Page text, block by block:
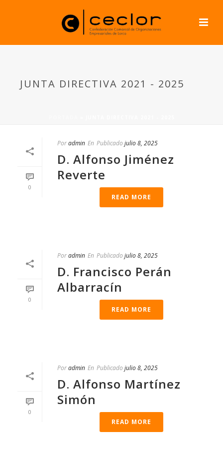
JUNTA DIRECTIVA 2021 - 2025
0
Poradmin En Publicado julio 8, 2025
D. Alfonso Jiménez
Reverte
READ MORE
0
Poradmin En Publicado julio 8, 2025
D. Francisco Perán
Albarracín
READ MORE
0
Poradmin En Publicado julio 8, 2025
D. Alfonso Martínez
Simón
READ MORE